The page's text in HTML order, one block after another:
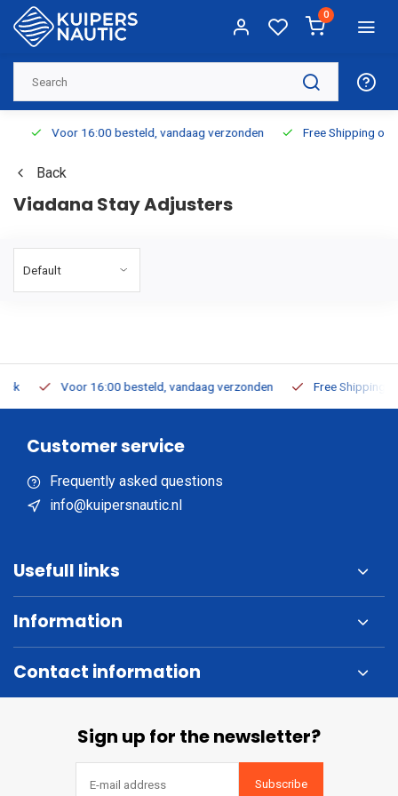
0
Voor 16:00 besteld, vandaag verzonden Free Shipping on
Back
Viadana Stay Adjusters
Voor 16:00 besteld, vandaag verzonden Free Shipping on
Customer service
Frequently asked questions
info@kuipersnautic.nl
Usefull links
Information
Contact information
Sign up for the newsletter?
Subscribe